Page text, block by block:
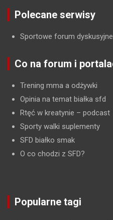
Polecane serwisy
Sportowe forum dyskusyjne
Co na forum i
Trening mma a odżywki
Opinia na temat białka sfd
Rtęć w kreatynie – podcast
Sporty walki suplementy
SFD białko smak
O co chodzi z SFD?
Popularne tagi